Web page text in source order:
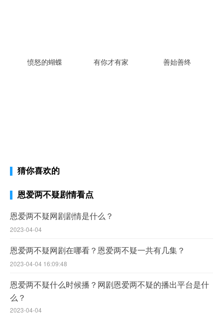
愤怒的蝴蝶 有你才有家 善始善终
猜你喜欢的
恩爱两不疑剧情看点
恩爱两不疑网剧剧情是什么？
2023-04-04
恩爱两不疑网剧在哪看？恩爱两不疑一共有几集？
2023-04-04 16:09:48
恩爱两不疑什么时候播？网剧恩爱两不疑的播出平台是什
么？
2023-04-04